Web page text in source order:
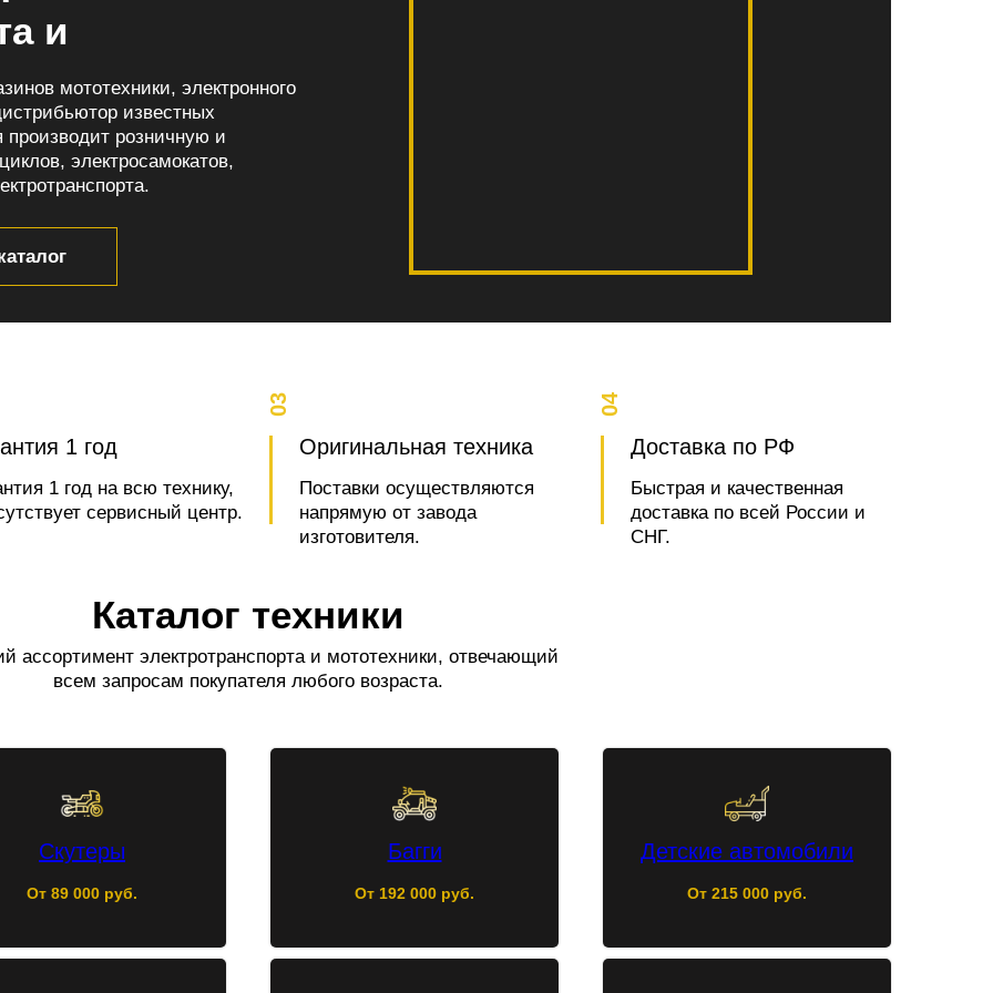
и
мототехники, электронного
известных
розничную и
электросамокатов,
1 год
1 год на всю технику,
сервисный центр.
Оригинальная техника
Поставки осуществляются
напрямую от завода
изготовителя.
Доставка по РФ
Быстрая и качественная
доставка по всей России и
СНГ.
03 04
Каталог техники
ассортимент электротранспорта и мототехники, отвечающий
всем запросам покупателя любого возраста.
Скутеры
От 89 000 руб.
Багги
От 192 000 руб.
Детские автомобили
От 215 000 руб.